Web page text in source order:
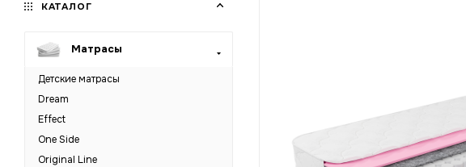
КАТАЛОГ
Матрасы
Детские матрасы
Dream
Effect
One Side
Original Line